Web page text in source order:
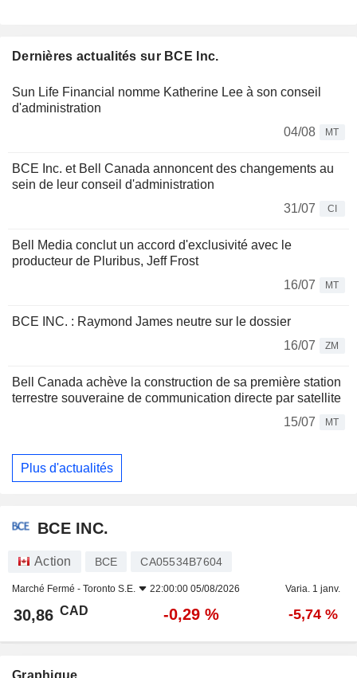
Dernières actualités sur BCE Inc.
Sun Life Financial nomme Katherine Lee à son conseil
d'administration
04/08
MT
BCE Inc. et Bell Canada annoncent des changements au
sein de leur conseil d'administration
31/07
CI
Bell Media conclut un accord d'exclusivité avec le
producteur de Pluribus, Jeff Frost
16/07
MT
BCE INC. : Raymond James neutre sur le dossier
16/07
ZM
Bell Canada achève la construction de sa première station
terrestre souveraine de communication directe par satellite
15/07
MT
Plus d'actualités
BCE INC.
Action BCE CA05534B7604
Marché Fermé - Toronto S.E. 22:00:00 05/08/2026 Varia. 1 janv.
30,86 CAD -0,29 % -5,74 %